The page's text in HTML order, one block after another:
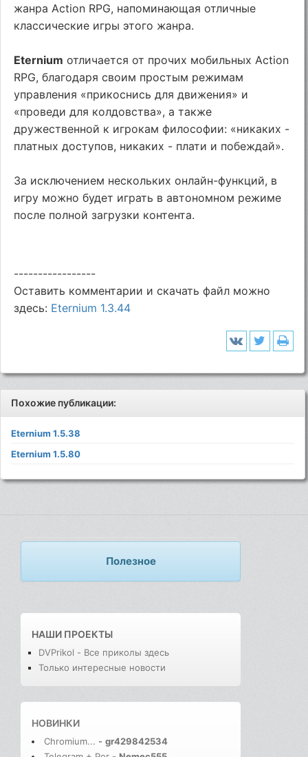
жанра Action RPG, напоминающая отличные
классические игры этого жанра.
Eternium отличается от прочих мобильных Action
RPG, благодаря своим простым режимам
управления «прикоснись для движения» и
«проведи для колдовства», а также
дружественной к игрокам философии: «никаких -
платных доступов, никаких - плати и побеждай».
За исключением нескольких онлайн-функций, в
игру можно будет играть в автономном режиме
после полной загрузки контента.
-----------------
Оставить комментарии и скачать файл можно
здесь: Eternium 1.3.44
Похожие публикации:
Eternium 1.5.38
Eternium 1.5.80
Полезное
НАШИ ПРОЕКТЫ
DVPrikol - Все приколы здесь
Только интересные новости
НОВИНКИ
Chromium... - gr429842534